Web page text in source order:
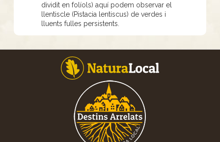
dividit en folíols) aquí podem observar el
llentiscle (Pistacia lentiscus) de verdes i
lluents fulles persistents.